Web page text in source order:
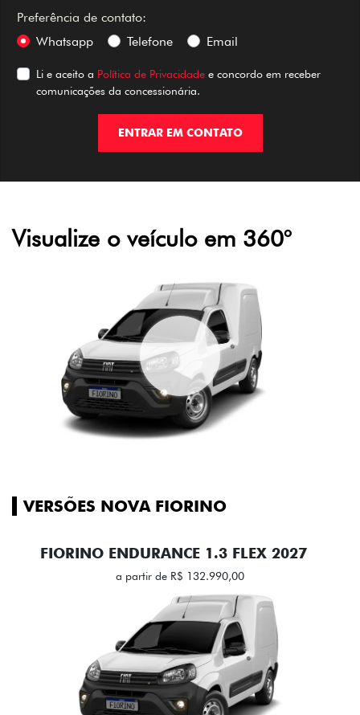
Preferência de contato:
Whatsapp
Telefone Email
Li e aceito a Política de Privacidade e concordo em receber
comunicações da concessionária.
ENTRAR EM CONTATO
Visualize o veículo em 360°
VERSÕES NOVA FIORINO
FIORINO ENDURANCE 1.3 FLEX 2027
a partir de R$ 132.990,00